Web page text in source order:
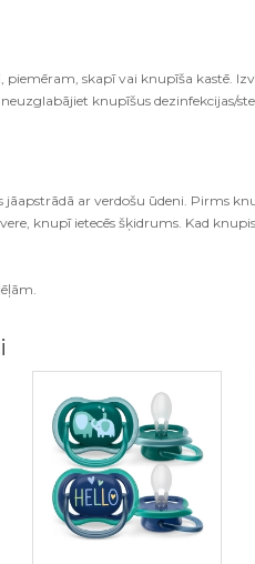
skapī vai knupīša kastē.
knupīšus dezinfekcijas/
jāapstrādā ar verdošu ūdeni. Pirms
knupī ietecēs šķidrums. Kad